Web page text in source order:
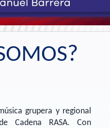
grupera y regional
Cadena RASA. Con